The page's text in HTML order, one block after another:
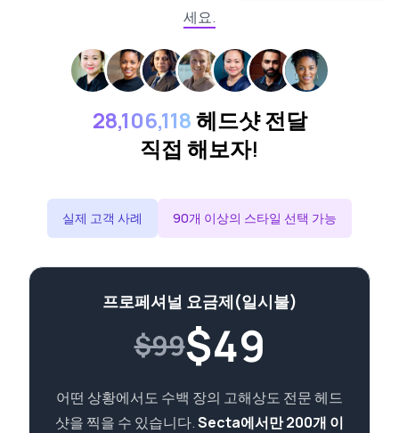
세요.
28,106,118헤드샷 전달
직접 해보자!
실제 고객 사례 90개 이상의 스타일 선택 가능
프로페셔널 요금제(일시불)
$99$49
어떤 상황에서도 수백 장의 고해상도 전문 헤드
샷을 찍을 수 있습니다.Secta에서만 200개 이